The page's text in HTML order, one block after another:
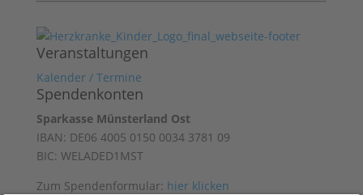
Veranstaltungen
Kalender / Termine
Spendenkonten
Sparkasse Münsterland Ost
IBAN: DE06 4005 0150 0034 3781 09
BIC: WELADED1MST
Zum Spendenformular: hier klicken